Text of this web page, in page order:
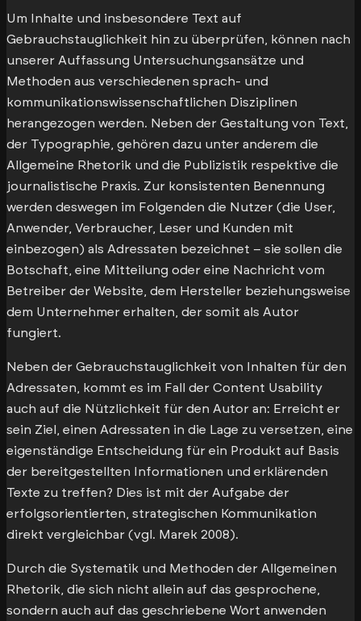
Um Inhalte und insbesondere Text auf
Gebrauchstauglichkeit hin zu überprüfen, können nach
unserer Auffassung Untersuchungsansätze und
Methoden aus verschiedenen sprach- und
kommunikationswissenschaftlichen Disziplinen
herangezogen werden. Neben der Gestaltung von Text,
der Typographie, gehören dazu unter anderem die
Allgemeine Rhetorik und die Publizistik respektive die
journalistische Praxis. Zur konsistenten Benennung
werden deswegen im Folgenden die Nutzer (die User,
Anwender, Verbraucher, Leser und Kunden mit
einbezogen) als Adressaten bezeichnet – sie sollen die
Botschaft, eine Mitteilung oder eine Nachricht vom
Betreiber der Website, dem Hersteller beziehungsweise
dem Unternehmer erhalten, der somit als Autor
fungiert.
Neben der Gebrauchstauglichkeit von Inhalten für den
Adressaten, kommt es im Fall der Content Usability
auch auf die Nützlichkeit für den Autor an: Erreicht er
sein Ziel, einen Adressaten in die Lage zu versetzen, eine
eigenständige Entscheidung für ein Produkt auf Basis
der bereitgestellten Informationen und erklärenden
Texte zu treffen? Dies ist mit der Aufgabe der
erfolgsorientierten, strategischen Kommunikation
direkt vergleichbar (vgl. Marek 2008).
Durch die Systematik und Methoden der Allgemeinen
Rhetorik, die sich nicht allein auf das gesprochene,
sondern auch auf das geschriebene Wort anwenden